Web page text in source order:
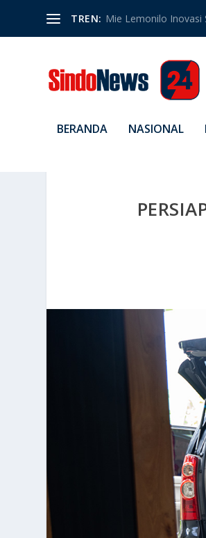
TREN: Mie Lemonilo Inovasi
BERANDA NASIONAL